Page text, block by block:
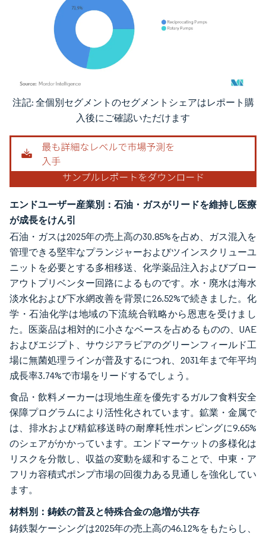
画像 © Mordor Intelligence。再利用にはCC BY 4.0の表示が必要です。
注記: 全個別セグメントのセグメントシェアはレポート購
入後にご確認いただけます
エンドユーザー産業別：石油・ガスがリードを維持し医療
が成長をけん引
石油・ガスは2025年の売上高の30.85%を占め、ガス混入を
管理できる堅牢なプランジャーおよびツインスクリューユ
ニットを必要とする多相移送、化学薬品注入およびブロー
アウトプリベンター回路によるものです。水・廃水は海水
淡水化および下水網改善を背景に26.52%で続きました。化
学・石油化学は地域の下流統合戦略から恩恵を受けまし
た。医薬品は相対的に小さなベースを占めるものの、UAE
およびエジプト、サウジアラビアのグリーンフィールド工
場に無菌処理ラインが普及するにつれ、2031年まで年平均
成長率3.74%で市場をリードするでしょう。
食品・飲料メーカーは現地生産を優先するガルフ食料安全
保障プログラムにより活性化されています。鉱業・金属で
は、排水および精鉱移送時の耐摩耗性ポンピングに9.65%
のシェアがかかっています。エンドマーケットの多様化は
リスクを分散し、収益の変動を緩和することで、中東・ア
フリカ容積式ポンプ市場の回復力ある見通しを強化してい
ます。
材料別：鋳鉄の普及と特殊合金の急増が共存
鋳鉄製ケーシングは2025年の売上高の46.12%をもたらし、